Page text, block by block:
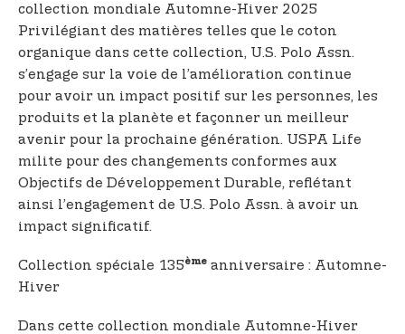
collection mondiale Automne-Hiver 2025
Privilégiant des matières telles que le coton
organique dans cette collection, U.S. Polo Assn.
s’engage sur la voie de l’amélioration continue
pour avoir un impact positif sur les personnes, les
produits et la planète et façonner un meilleur
avenir pour la prochaine génération. USPA Life
milite pour des changements conformes aux
Objectifs de Développement Durable, reflétant
ainsi l’engagement de U.S. Polo Assn. à avoir un
impact significatif.
Collection spéciale 135ème anniversaire : Automne-
Hiver
Dans cette collection mondiale Automne-Hiver